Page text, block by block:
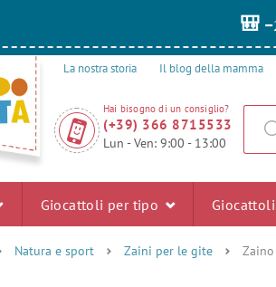
🎒
La nostra storia Il blog della mamma
Hai bisogno di un consiglio?
(+39) 366 8715533
Lun - Ven: 9:00 - 13:00
Giocattoli per tipo
Natura e sport Zaini per le gite